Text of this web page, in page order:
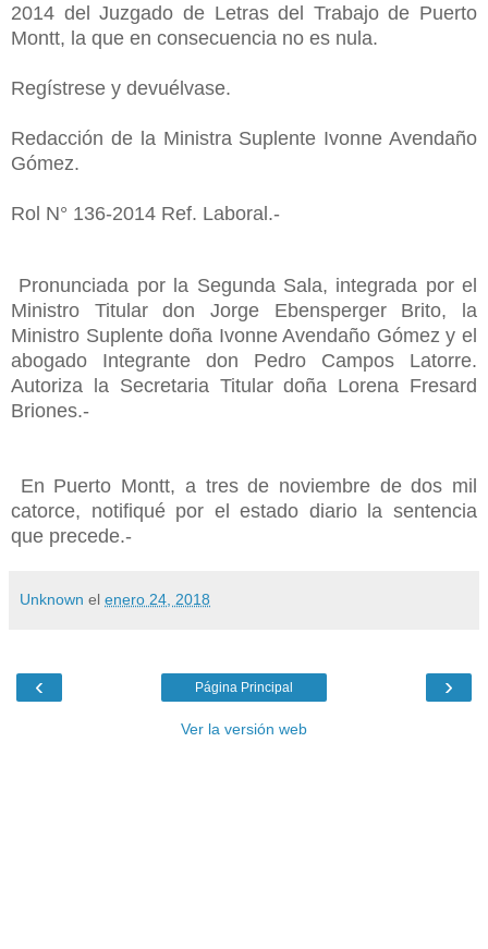
2014 del Juzgado de Letras del Trabajo de Puerto
Montt, la que en consecuencia no es nula.
Regístrese y devuélvase.
Redacción de la Ministra Suplente Ivonne Avendaño
Gómez.
Rol N° 136-2014 Ref. Laboral.-
Pronunciada por la Segunda Sala, integrada por el
Ministro Titular don Jorge Ebensperger Brito, la
Ministro Suplente doña Ivonne Avendaño Gómez y el
abogado Integrante don Pedro Campos Latorre.
Autoriza la Secretaria Titular doña Lorena Fresard
Briones.-
En Puerto Montt, a tres de noviembre de dos mil
catorce, notifiqué por el estado diario la sentencia
que precede.-
Unknown el enero 24, 2018
‹ ›
Página Principal
Ver la versión web